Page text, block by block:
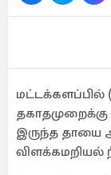
மட்டக்களப்பில்
தகாதமுறைக்கு
இருந்த தாயை
விளக்கமறியல்